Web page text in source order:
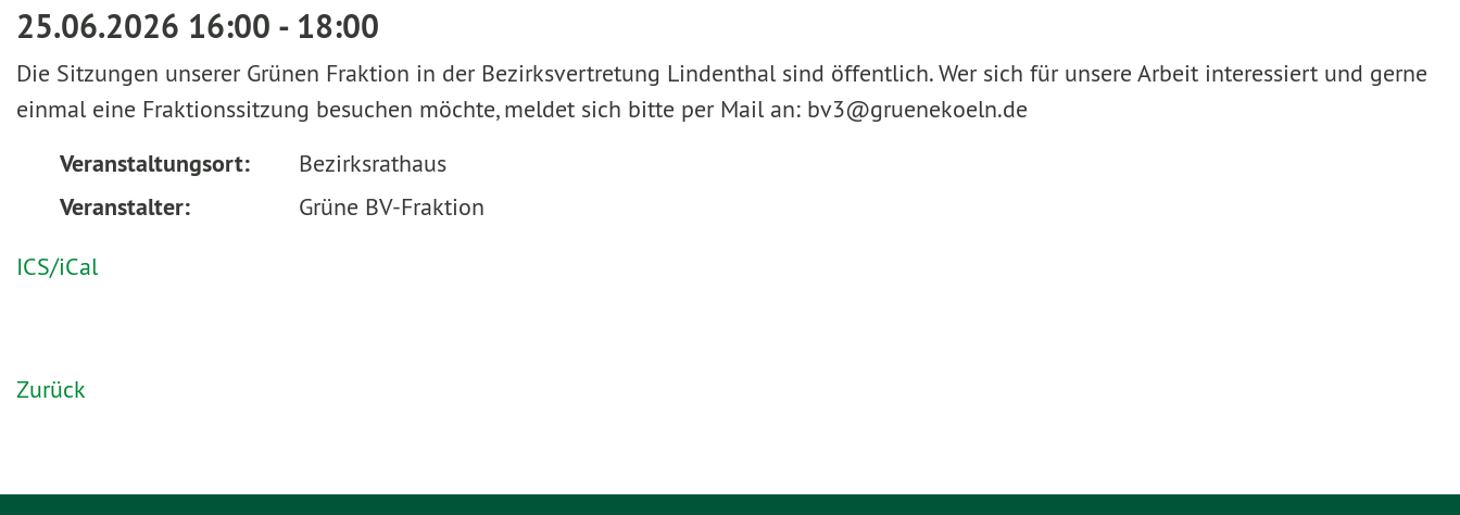
25.06.2026 16:00 - 18:00
Die Sitzungen unserer Grünen Fraktion in der Bezirksvertretung Lindenthal sind öffentlich. Wer sich für unsere Arbeit interessiert und gerne
einmal eine Fraktionssitzung besuchen möchte, meldet sich bitte per Mail an: bv3@gruenekoeln.de
Veranstaltungsort:
Bezirksrathaus
Veranstalter:
Grüne BV-Fraktion
ICS/iCal
Zurück